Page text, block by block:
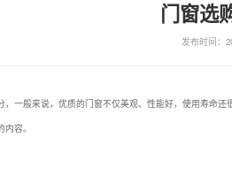
门窗选
发布时间：
，一般来说，优质的门窗不仅美观、性能好，使用寿命
内容。